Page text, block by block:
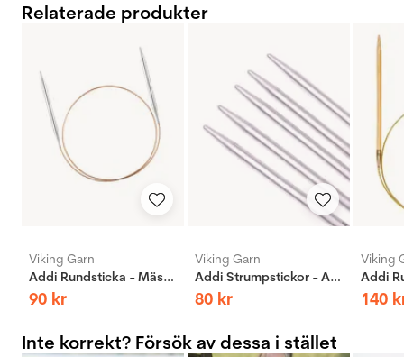
Relaterade produkter
Viking Garn
Addi Rundsticka - Mässing
90 kr
Viking Garn
Addi Strumpstickor - Aluminium
80 kr
Viking
140
Inte korrekt? Försök av dessa i stället